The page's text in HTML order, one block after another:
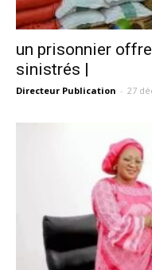
un prisonnier
sinistrés |
Directeur Publication - 27